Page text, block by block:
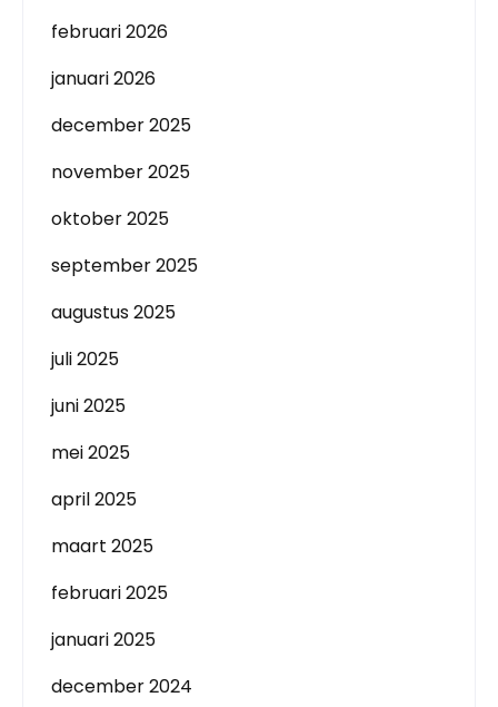
februari 2026
januari 2026
december 2025
november 2025
oktober 2025
september 2025
augustus 2025
juli 2025
juni 2025
mei 2025
april 2025
maart 2025
februari 2025
januari 2025
december 2024